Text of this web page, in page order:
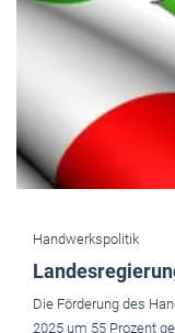
Handwerkspolitik
Die Förderung des
2025 um 55 Prozent